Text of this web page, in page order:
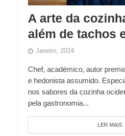
A arte da
além de tachos
Janeiro, 2024
Chef, académico, autor
e hedonista assumido.
nos sabores da cozinha
pela gastronomia...
LER MAIS